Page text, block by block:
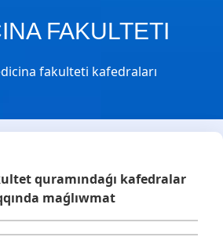
FAKULTETI
fakulteti kafedraları
quramındaǵı kafedralar
maǵlıwmat